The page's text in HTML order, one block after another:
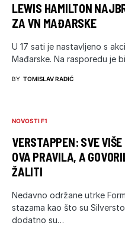
LEWIS HAMILTON
ZA VN MAĐARSKE
U 17 sati je nastavljeno s
Mađarske. Na rasporedu je
BY TOMISLAV RADIĆ
NOVOSTI F1
VERSTAPPEN: SVE
OVA PRAVILA, A
ŽALITI
Nedavno održane utrke
stazama kao što su
dodatno su…